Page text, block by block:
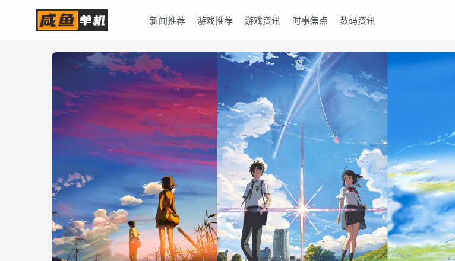
新闻推荐 游戏推荐 游戏资讯 时事焦点 数码资讯